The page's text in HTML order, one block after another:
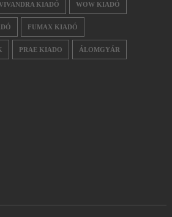
KIADÓ WOW KIADÓ
FUMAX KIADÓ
PRAE KIADO ÁLOMGYÁR